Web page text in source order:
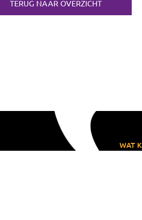
TERUG NAAR OVERZICHT
WAT